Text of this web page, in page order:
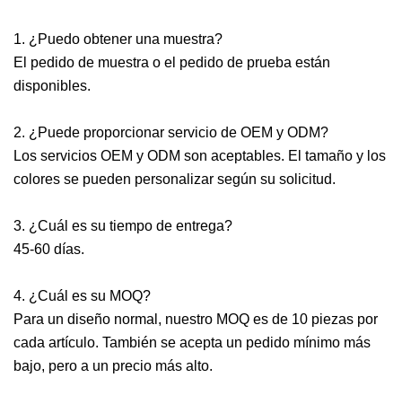
1. ¿Puedo obtener una muestra?
El pedido de muestra o el pedido de prueba están
disponibles.
2. ¿Puede proporcionar servicio de OEM y ODM?
Los servicios OEM y ODM son aceptables. El tamaño y los
colores se pueden personalizar según su solicitud.
3. ¿Cuál es su tiempo de entrega?
45-60 días.
4. ¿Cuál es su MOQ?
Para un diseño normal, nuestro MOQ es de 10 piezas por
cada artículo. También se acepta un pedido mínimo más
bajo, pero a un precio más alto.